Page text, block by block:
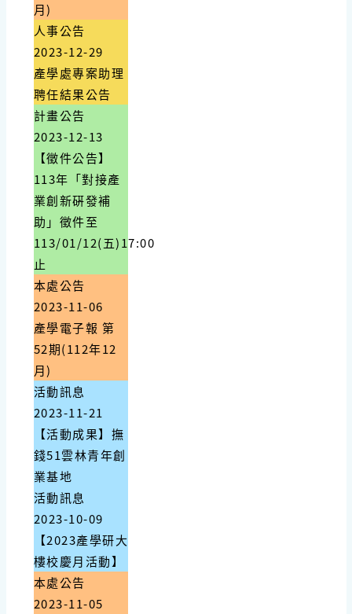
月)
人事公告
2023-12-29
產學處專案助理
聘任結果公告
計畫公告
2023-12-13
【徵件公告】
113年「對接產
業創新硏發補
助」徵件至
113/01/12(五)17:00
止
本處公告
2023-11-06
產學電子報 第
52期(112年12
月)
活動訊息
2023-11-21
【活動成果】撫
錢51雲林青年創
業基地
活動訊息
2023-10-09
【2023產學研大
樓校慶月活動】
本處公告
2023-11-05